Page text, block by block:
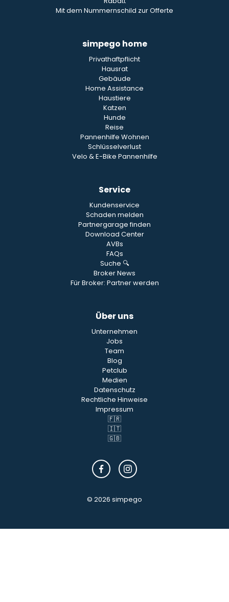
Mit dem Nummernschild zur Offerte
simpego home
Privathaftpflicht
Hausrat
Gebäude
Home Assistance
Haustiere
Katzen
Hunde
Reise
Pannenhilfe Wohnen
Schlüsselverlust
Velo & E-Bike Pannenhilfe
Service
Kundenservice
Schaden melden
Partnergarage finden
Download Center
AVBs
FAQs
Suche 🔍
Broker News
Für Broker: Partner werden
Über uns
Unternehmen
Jobs
Team
Blog
Petclub
Medien
Datenschutz
Rechtliche Hinweise
Impressum
🇫🇷
🇮🇹
🇬🇧
© 2026 simpego